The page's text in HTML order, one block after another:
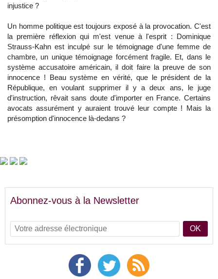
injustice ?
Un homme politique est toujours exposé à la provocation. C'est
la première réflexion qui m'est venue à l'esprit : Dominique
Strauss-Kahn est inculpé sur le témoignage d'une femme de
chambre, un unique témoignage forcément fragile. Et, dans le
système accusatoire américain, il doit faire la preuve de son
innocence ! Beau système en vérité, que le président de la
République, en voulant supprimer il y a deux ans, le juge
d'instruction, rêvait sans doute d'importer en France. Certains
avocats assurément y auraient trouvé leur compte ! Mais la
présomption d'innocence là-dedans ?
Abonnez-vous à la Newsletter
OK